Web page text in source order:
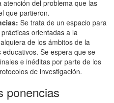
atención del problema que las
que partieron.
Se trata de un espacio para
orientadas a la
de los ámbitos de la
Se espera que se
e inéditas por parte de los
de investigación.
ponencias